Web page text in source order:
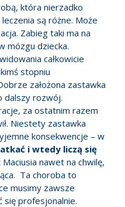
która nierzadko
są różne. Może
Zabieg taki ma na
mózgu dziecka.
całkowicie
stopniu
założona zastawka
dalszy rozwój.
za ostatnim razem
Niestety zastawka
konsekwencje – w
i wtedy liczą się
nawet na chwilę,
Ta choroba to
musimy zawsze
się profesjonalnie.